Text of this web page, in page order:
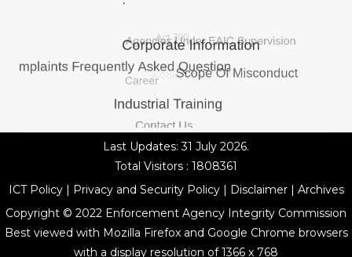
Last Updates: 31 July 2026.
Total Visitors : 1808361
ICT Policy| Privacy and Security Policy| Disclaimer| Archives
Copyright © 2022 Enforcement Agency Integrity Commission
Best viewed with Mozilla Firefox and Google Chrome browsers
with a display resolution of 1366 x 768